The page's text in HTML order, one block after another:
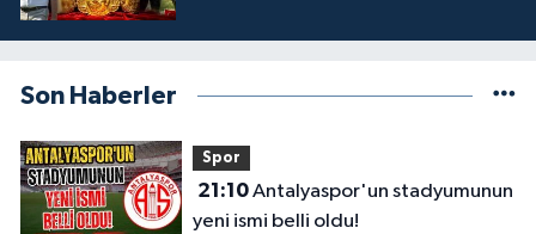
Son Haberler
Spor
21:10Antalyaspor'un stadyumunun
yeni ismi belli oldu!